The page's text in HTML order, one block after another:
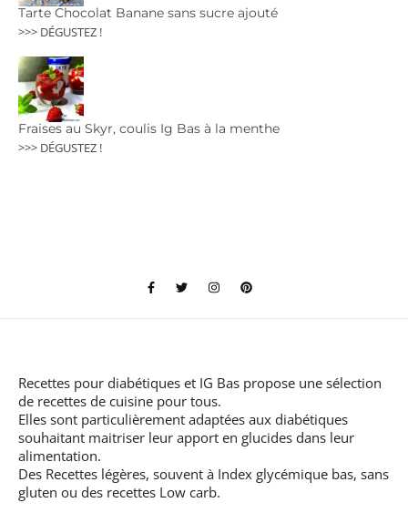
Tarte Chocolat Banane sans sucre ajouté
>>> DÉGUSTEZ !
Fraises au Skyr, coulis Ig Bas à la menthe
>>> DÉGUSTEZ !
Recettes pour diabétiques et IG Bas propose une sélection
de recettes de cuisine pour tous.
Elles sont particulièrement adaptées aux diabétiques
souhaitant maitriser leur apport en glucides dans leur
alimentation.
Des Recettes légères, souvent à Index glycémique bas, sans
gluten ou des recettes Low carb.